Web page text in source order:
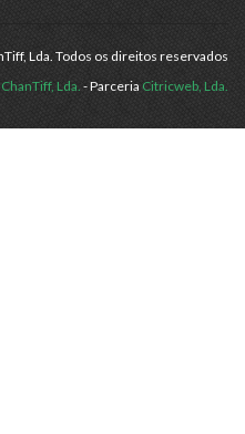
Lda. Todos os direitos reservados
ChanTiff, Lda. - Parceria Citricweb, Lda.